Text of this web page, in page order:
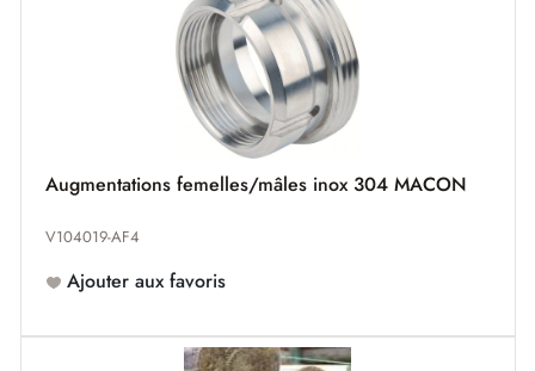
Augmentations femelles/mâles inox 304 MACON
V104019-AF4
Ajouter aux favoris